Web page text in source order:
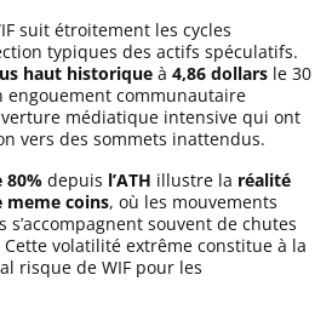
suit étroitement les cycles
typiques des actifs spéculatifs.
haut historique à 4,86 dollars le 30
engouement communautaire
médiatique intensive qui ont
vers des sommets inattendus.
80% depuis l’ATH illustre la réalité
meme coins, où les mouvements
s’accompagnent souvent de chutes
volatilité extrême constitue à la
risque de WIF pour les